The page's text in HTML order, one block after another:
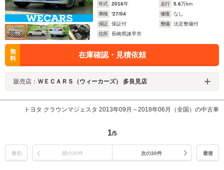
年式 2016年 走行 5.6万km
車検
'27/04 修復
なし
保証
保証付 整備
法定整備付
住所
長崎県諫早市
無
料
在庫確認・見積依頼
販売店： ＷＥＣＡＲＳ（ウィーカーズ） 多良見店
トヨタ クラウンマジェスタ 2013年09月～2018年06月（全国）の中古車
1/5
最初 前の30件 次の30件 最後